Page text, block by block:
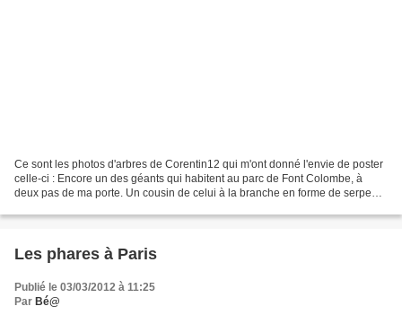
Ce sont les photos d'arbres de Corentin12 qui m'ont donné l'envie de poster
celle-ci : Encore un des géants qui habitent au parc de Font Colombe, à
deux pas de ma porte. Un cousin de celui à la branche en forme de serpent.
Les phares à Paris
Publié le 03/03/2012 à 11:25
Par Bé@